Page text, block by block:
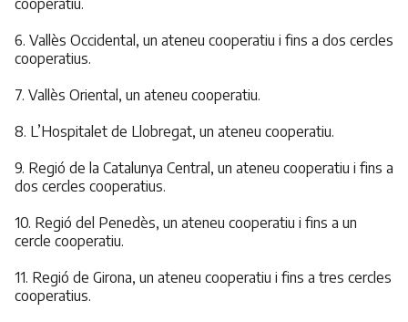
cooperatiu.
6. Vallès Occidental, un ateneu cooperatiu i fins a dos cercles
cooperatius.
7. Vallès Oriental, un ateneu cooperatiu.
8. L’Hospitalet de Llobregat, un ateneu cooperatiu.
9. Regió de la Catalunya Central, un ateneu cooperatiu i fins a
dos cercles cooperatius.
10. Regió del Penedès, un ateneu cooperatiu i fins a un
cercle cooperatiu.
11. Regió de Girona, un ateneu cooperatiu i fins a tres cercles
cooperatius.